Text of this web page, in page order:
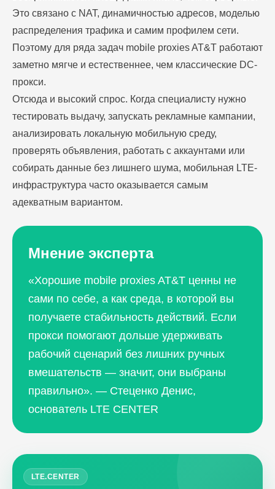
Это связано с NAT, динамичностью адресов, моделью
распределения трафика и самим профилем сети.
Поэтому для ряда задач mobile proxies AT&T работают
заметно мягче и естественнее, чем классические DC-
прокси.
Отсюда и высокий спрос. Когда специалисту нужно
тестировать выдачу, запускать рекламные кампании,
анализировать локальную мобильную среду,
проверять объявления, работать с аккаунтами или
собирать данные без лишнего шума, мобильная LTE-
инфраструктура часто оказывается самым
адекватным вариантом.
Мнение эксперта
«Хорошие mobile proxies AT&T ценны не
сами по себе, а как среда, в которой вы
получаете стабильность действий. Если
прокси помогают дольше удерживать
рабочий сценарий без лишних ручных
вмешательств — значит, они выбраны
правильно». — Стеценко Денис,
основатель LTE CENTER
LTE.CENTER